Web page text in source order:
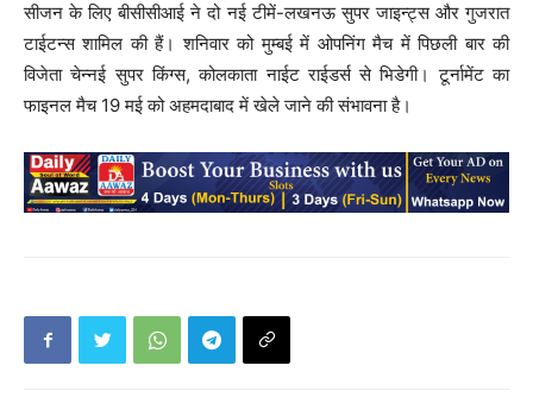
सीजन के लिए बीसीसीआई ने दो नई टीमें-लखनऊ सुपर जाइन्ट्स और गुजरात
टाईटन्‍स शामिल की हैं। शनिवार को मुम्‍बई में ओपनिंग मैच में पिछली बार की
विजेता चेन्‍नई सुपर किंग्‍स, कोलकाता नाईट राईडर्स से भिडेगी। टूर्नामेंट का
फाइनल मैच 19 मई को अहमदाबाद में खेले जाने की संभावना है।